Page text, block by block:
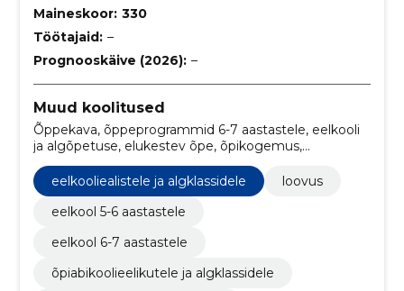
Maineskoor: 330
Töötajaid: –
Prognooskäive (2026): –
Muud koolitused
Õppekava, õppeprogrammid 6-7 aastastele, eelkooli
ja algõpetuse, elukestev õpe, õpikogemus,
eelkooliharidus, hariduskeskkond, kognitiivne areng,
arvutamise alused, kirjaoskuse arendamine
eelkooliealistele ja algklassidele
loovus
eelkool 5-6 aastastele
eelkool 6-7 aastastele
õpiabikoolieelikutele ja algklassidele